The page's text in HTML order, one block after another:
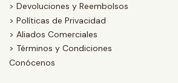
> Devoluciones y Reembolsos
> Políticas de Privacidad
> Aliados Comerciales
> Términos y Condiciones
Conócenos